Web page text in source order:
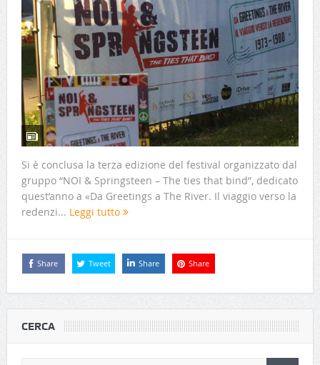
Si è conclusa la terza edizione del festival organizzato dal
gruppo “NOI & Springsteen – The ties that bind”, dedicato
quest’anno a «Da Greetings a The River. Il viaggio verso la
redenzi... Leggi tutto
Share Tweet Share Share
CERCA